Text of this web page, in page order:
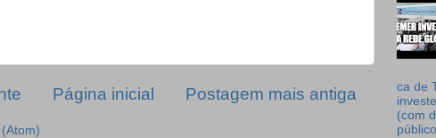
Postagem mais antiga
Página inicial
ca de
(com